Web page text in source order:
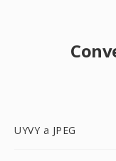
UYVY a JPEG